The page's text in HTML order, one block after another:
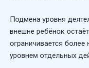
Подмена уровня
внешне ребёнок
ограничивается
уровнем отдельных